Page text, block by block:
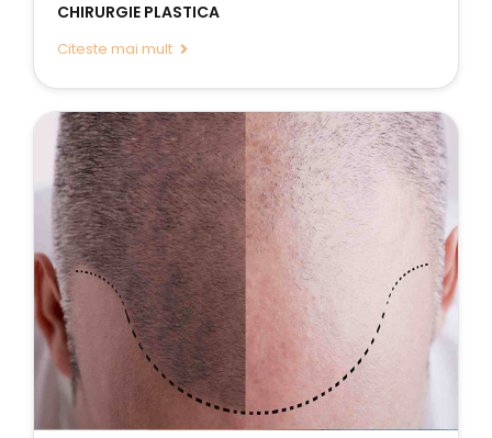
CHIRURGIE PLASTICA
Citeste mai mult